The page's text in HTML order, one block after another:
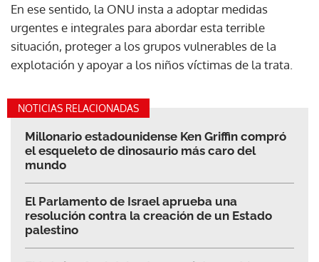
En ese sentido, la ONU insta a adoptar medidas
urgentes e integrales para abordar esta terrible
situación, proteger a los grupos vulnerables de la
explotación y apoyar a los niños víctimas de la trata.
NOTICIAS RELACIONADAS
Millonario estadounidense Ken Griffin compró
el esqueleto de dinosaurio más caro del
mundo
El Parlamento de Israel aprueba una
resolución contra la creación de un Estado
palestino